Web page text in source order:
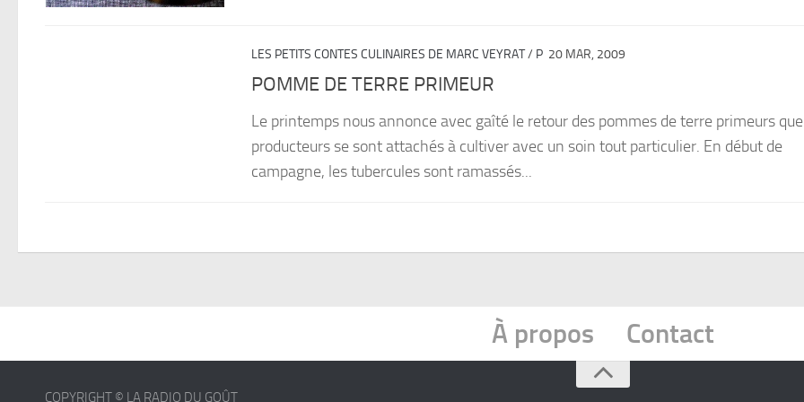
LES PETITS CONTES CULINAIRES DE MARC VEYRAT/ P 20 MAR, 2009
POMME DE TERRE PRIMEUR
Le printemps nous annonce avec gaîté le retour des pommes de terre primeurs
producteurs se sont attachés à cultiver avec un soin tout particulier. En début de
campagne, les tubercules sont ramassés...
À propos Contact
COPYRIGHT © LA RADIO DU GOÛT